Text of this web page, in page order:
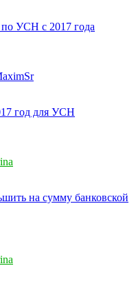
УСН с 2017 года
год для УСН
на сумму банковской